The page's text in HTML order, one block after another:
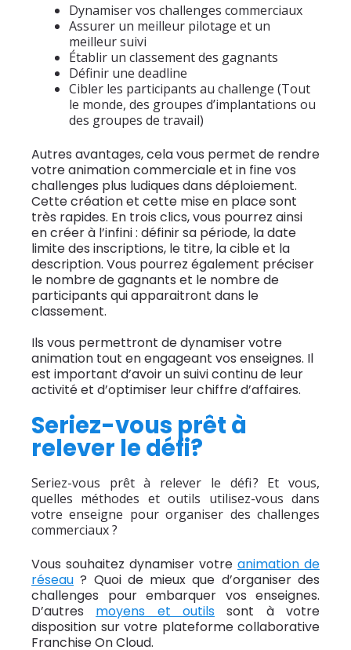
Dynamiser vos challenges commerciaux
Assurer un meilleur pilotage et un
meilleur suivi
Établir un classement des gagnants
Définir une deadline
Cibler les participants au challenge (Tout
le monde, des groupes d’implantations ou
des groupes de travail)
Autres avantages, cela vous permet de rendre
votre animation commerciale et in fine vos
challenges plus ludiques dans déploiement.
Cette création et cette mise en place sont
très rapides. En trois clics, vous pourrez ainsi
en créer à l’infini : définir sa période, la date
limite des inscriptions, le titre, la cible et la
description. Vous pourrez également préciser
le nombre de gagnants et le nombre de
participants qui apparaitront dans le
classement.
Ils vous permettront de dynamiser votre
animation tout en engageant vos enseignes. Il
est important d’avoir un suivi continu de leur
activité et d’optimiser leur chiffre d’affaires.
Seriez-vous prêt à
relever le défi?
Seriez-vous prêt à relever le défi ? Et vous,
quelles méthodes et outils utilisez-vous dans
votre enseigne pour organiser des challenges
commerciaux ?
Vous souhaitez dynamiser votre animation de
réseau ? Quoi de mieux que d’organiser des
challenges pour embarquer vos enseignes.
D’autres moyens et outils sont à votre
disposition sur votre plateforme collaborative
Franchise On Cloud.